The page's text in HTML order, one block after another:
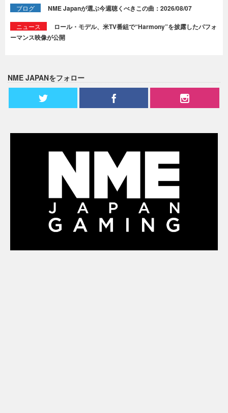
ブログ NME Japanが選ぶ今週聴くべきこの曲：2026/08/07
ニュース
ロール・モデル、米TV番組で“Harmony”を披露したパフォ
ーマンス映像が公開
NME JAPANをフォロー